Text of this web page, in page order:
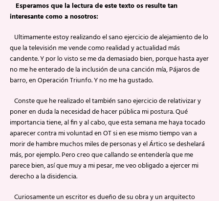
Esperamos que la lectura de este texto os resulte tan
interesante como a nosotros:
Ultimamente estoy realizando el sano ejercicio de alejamiento de lo
que la televisión me vende como realidad y actualidad más
candente. Y por lo visto se me da demasiado bien, porque hasta ayer
no me he enterado de la inclusión de una canción mía, Pájaros de
barro, en Operación Triunfo. Y no me ha gustado.
Conste que he realizado el también sano ejercicio de relativizar y
poner en duda la necesidad de hacer pública mi postura. Qué
importancia tiene, al fin y al cabo, que esta semana me haya tocado
aparecer contra mi voluntad en OT si en ese mismo tiempo van a
morir de hambre muchos miles de personas y el Ártico se deshelará
más, por ejemplo. Pero creo que callando se entendería que me
parece bien, así que muy a mi pesar, me veo obligado a ejercer mi
derecho a la disidencia.
Curiosamente un escritor es dueño de su obra y un arquitecto